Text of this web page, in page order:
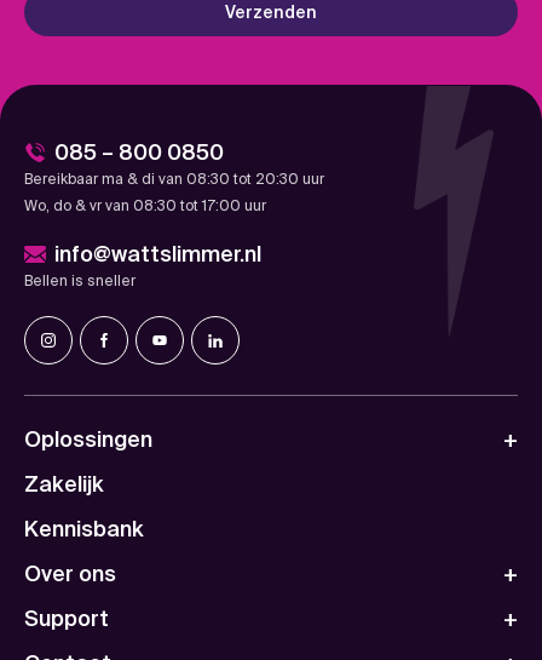
Verzenden
085 – 800 0850
Bereikbaar ma & di van 08:30 tot 20:30 uur
Wo, do & vr van 08:30 tot 17:00 uur
info@wattslimmer.nl
Bellen is sneller
Oplossingen
Zakelijk
Kennisbank
Over ons
Support